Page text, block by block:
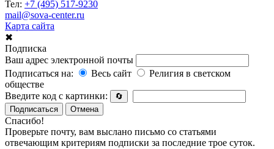
Тел: +7 (495) 517-9230
mail@sova-center.ru
Карта сайта
✖
Подписка
Ваш адрес электронной почты
Подписаться на:
Весь сайт
Религия в светском
обществе
Введите код с картинки:
🔄
Подписаться
Отмена
Спасибо!
Проверьте почту, вам выслано письмо со статьями
отвечающим критериям подписки за последние трое суток.